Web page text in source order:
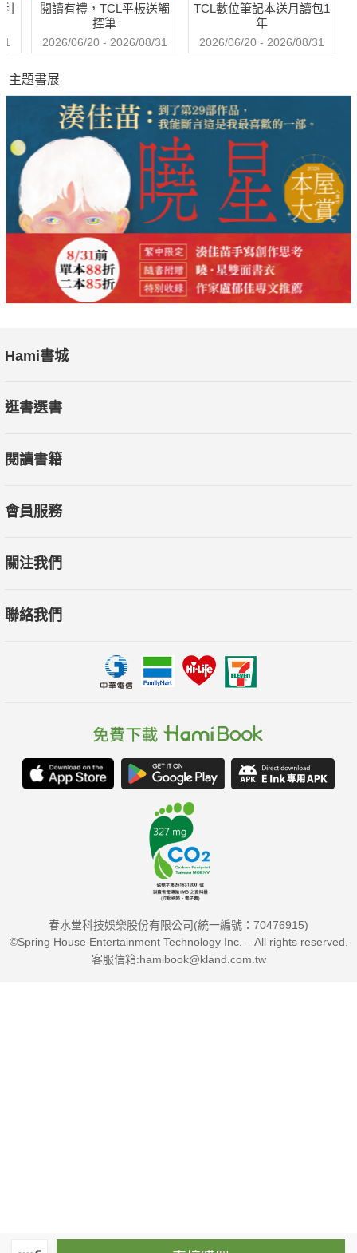
閱讀有禮，TCL平板送觸
控筆
2026/06/20 - 2026/08/31
TCL數位筆記本送月讀包1
年
2026/06/20 - 2026/08/31
主題書展
Hami書城
逛書選書
閱讀書籍
會員服務
關注我們
聯絡我們
春水堂科技娛樂股份有限公司(統一編號：70476915)
©Spring House Entertainment Technology Inc. – All rights reserved.
客服信箱:hamibook@kland.com.tw